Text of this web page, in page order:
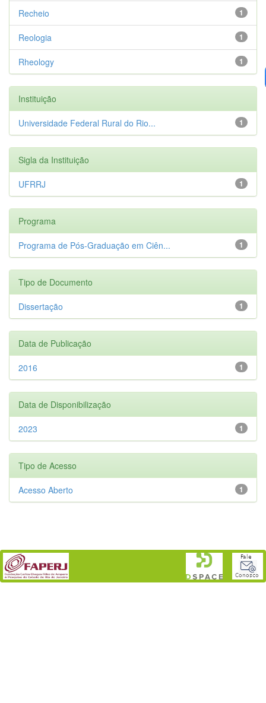
1
Recheio
1
Reologia
1
Rheology
Instituição
1
Universidade Federal Rural do Rio...
Sigla da Instituição
1
UFRRJ
Programa
1
Programa de Pós-Graduação em Ciên...
Tipo de Documento
1
Dissertação
Data de Publicação
1
2016
Data de Disponibilização
1
2023
Tipo de Acesso
1
Acesso Aberto